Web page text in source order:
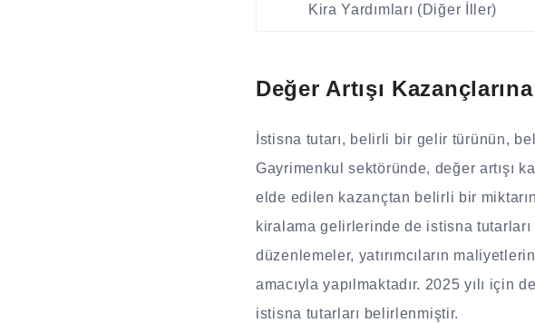
Kira Yardımları (Diğer İller)
Değer Artışı
İstisna tutarı, belirli bir gelir türünün,
Gayrimenkul sektöründe, değer artışı
elde edilen kazançtan belirli bir
kiralama gelirlerinde de istisna
düzenlemeler, yatırımcıların
amacıyla yapılmaktadır. 2025 yılı için
istisna tutarları belirlenmiştir.